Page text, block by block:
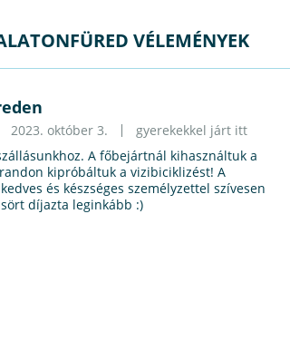
VÉLEMÉNYEK
2023. október 3.
gyerekekkel járt itt
A főbejártnál kihasználtuk a
kipróbáltuk a vizibiciklizést! A
és készséges személyzettel szívesen
díjazta leginkább :)